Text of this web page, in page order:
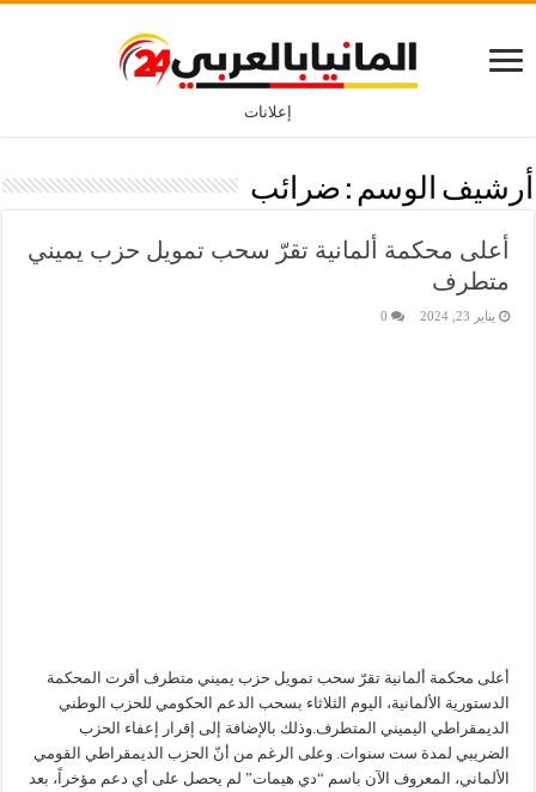
إعلانات
أرشيف الوسم : ضرائب
أعلى محكمة ألمانية تقرّ سحب تمويل حزب يميني
متطرف
يناير 23, 2024 0
أعلى محكمة ألمانية تقرّ سحب تمويل حزب يميني متطرف أقرت المحكمة
الدستورية الألمانية، اليوم الثلاثاء بسحب الدعم الحكومي للحزب الوطني
الديمقراطي اليميني المتطرف.وذلك بالإضافة إلى إقرار إعفاء الحزب
الضريبي لمدة ست سنوات. وعلى الرغم من أنّ الحزب الديمقراطي القومي
الألماني، المعروف الآن باسم “دي هيمات” لم يحصل على أي دعم مؤخراً، بعد